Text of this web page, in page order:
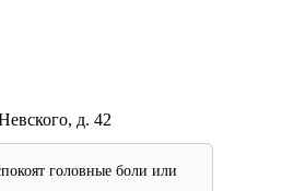
д. 42
головные боли или